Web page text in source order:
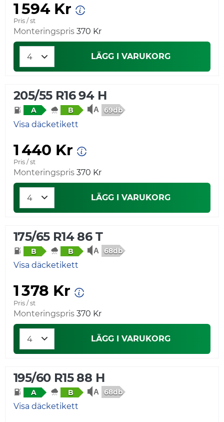
1 594 Kr
Pris / st
Monteringspris 370 Kr
LÄGG I VARUKORG
205/55 R16 94 H
A B 69db
Visa däcketikett
1 440 Kr
Pris / st
Monteringspris 370 Kr
LÄGG I VARUKORG
175/65 R14 86 T
B B 68db
Visa däcketikett
1 378 Kr
Pris / st
Monteringspris 370 Kr
LÄGG I VARUKORG
195/60 R15 88 H
A B 68db
Visa däcketikett